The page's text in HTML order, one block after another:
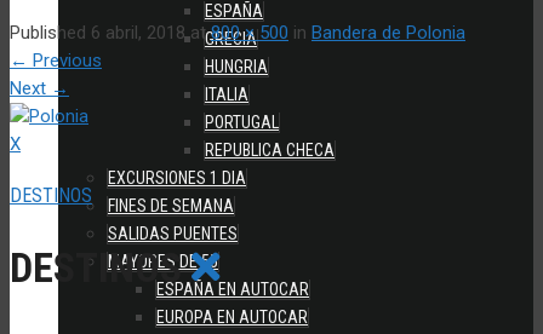
ESPAÑA
GRECIA
HUNGRIA
ITALIA
PORTUGAL
REPUBLICA CHECA
EXCURSIONES 1 DIA
FINES DE SEMANA
SALIDAS PUENTES
MAYORES DE 55
ESPAÑA EN AUTOCAR
EUROPA EN AUTOCAR
Published 6 abril, 2018at800 × 500 in Bandera de Polonia
← Previous
Next →
X
DESTINOS
DESTINOS